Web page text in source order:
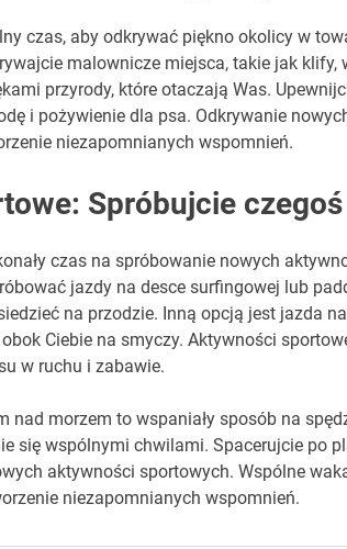
czas, aby odkrywać piękno okolicy w
malownicze miejsca, takie jak klify,
przyrody, które otaczają Was.
i pożywienie dla psa. Odkrywanie
niezapomnianych wspomnień.
Spróbujcie
czas na spróbowanie nowych
jazdy na desce surfingowej lub
na przodzie. Inną opcją jest jazda
Ciebie na smyczy. Aktywności
w ruchu i zabawie.
nad morzem to wspaniały sposób na
się wspólnymi chwilami. Spacerujcie po
aktywności sportowych. Wspólne
niezapomnianych wspomnień.